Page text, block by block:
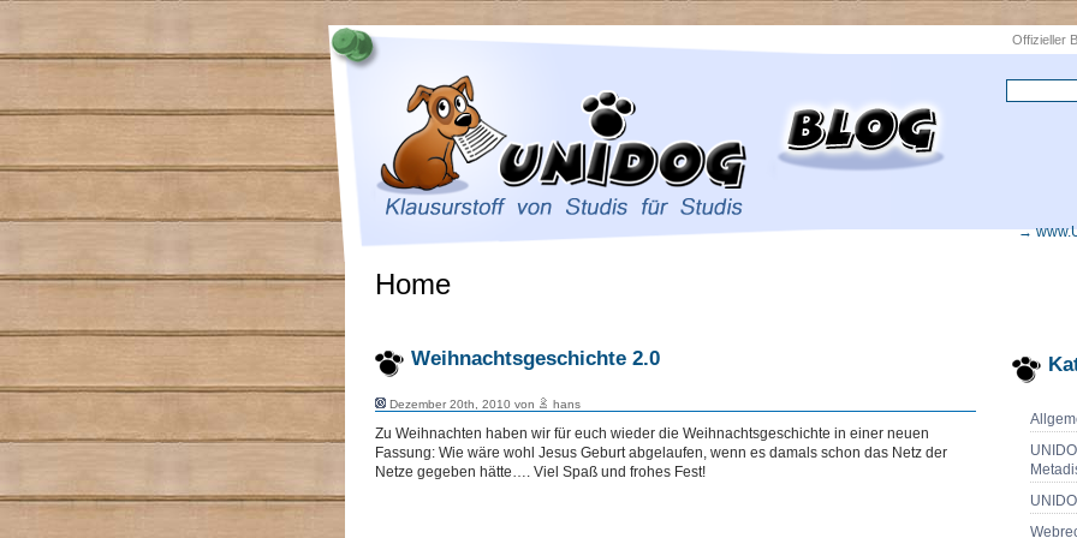
Offizieller
→
Home
Weihnachtsgeschichte 2.0
Dezember 20th, 2010 von hans
Zu Weihnachten haben wir für euch wieder die Weihnachtsgeschichte in einer neuen
Fassung: Wie wäre wohl Jesus Geburt abgelaufen, wenn es damals schon das Netz der
Netze gegeben hätte…. Viel Spaß und frohes Fest!